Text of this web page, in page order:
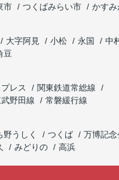
市 つくばみらい市
かす
大字阿見 小松 永国
中
豆
レス
関東鉄道常総線
野田線
常磐緩行線
野うしく つくば
万博記念
みどりの 高浜